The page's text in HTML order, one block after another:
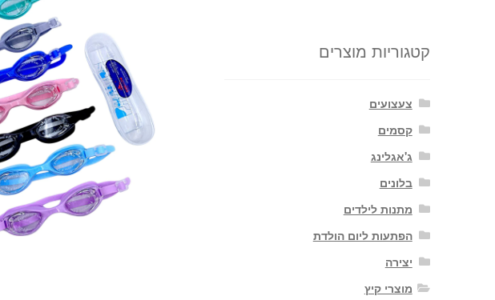
קטגוריות מוצרים
צעצועים
קסמים
ג'אגלינג
בלונים
מתנות לילדים
הפתעות ליום הולדת
יצירה
מוצרי קיץ